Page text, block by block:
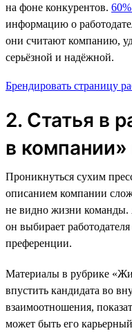
на фоне конкурентов.
информацию о
они считают компанию,
серьёзной и надёжной.
Брендировать страницу
2. Статья в
в
Проникнуться сухим
описанием компании
не видно жизни команды.
он выбирает
преференции.
Материалы в рубрике
впустить кандидата во
взаимоотношения,
может быть его